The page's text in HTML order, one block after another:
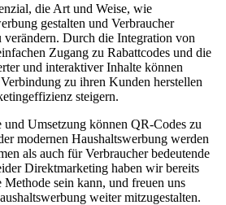
die Art und Weise, wie
gestalten und Verbraucher
verändern. Durch die Integration von
Zugang zu Rabattcodes und die
und interaktiver Inhalte können
zu ihren Kunden herstellen
steigern.
Umsetzung können QR-Codes zu
modernen Haushaltswerbung werden
als auch für Verbraucher bedeutende
Direktmarketing haben wir bereits
sein kann, und freuen uns
weiter mitzugestalten.